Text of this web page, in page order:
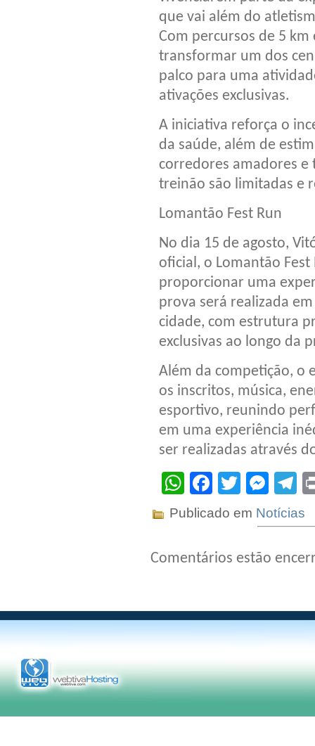
que vai além do
Com percursos de 5
transformar um dos
palco para uma
ativações exclusivas.
A iniciativa reforça o
da saúde, além de
corredores amadores e
treinão são limitadas e
Lomantão Fest Run
No dia 15 de agosto,
oficial, o Lomantão
proporcionar uma
prova será realizada
cidade, com estrutura
exclusivas ao longo da
Além da competição, o
os inscritos, música,
esportivo, reunindo
em uma experiência
ser realizadas através
WhatsApp
Facebook
Twitter
Publicado em Notícias
Comentários estão